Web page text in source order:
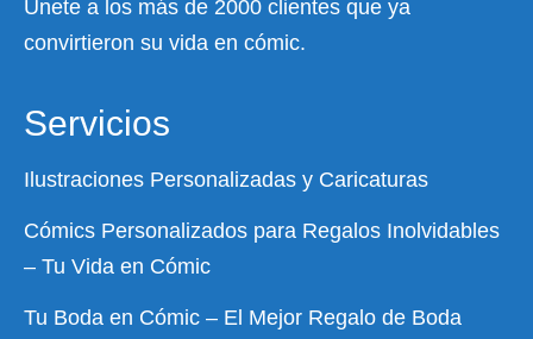
Únete a los más de 2000 clientes que ya
convirtieron su vida en cómic.
Servicios
Ilustraciones Personalizadas y Caricaturas
Cómics Personalizados para Regalos Inolvidables
– Tu Vida en Cómic
Tu Boda en Cómic – El Mejor Regalo de Boda